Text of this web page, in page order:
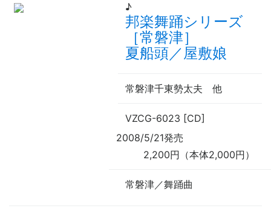
♪
邦楽舞踊シリーズ
［常磐津］
夏船頭／屋敷娘
常磐津千東勢太夫 他
VZCG-6023 [CD]
2008/5/21発売
2,200円（本体2,000円）
常磐津／舞踊曲